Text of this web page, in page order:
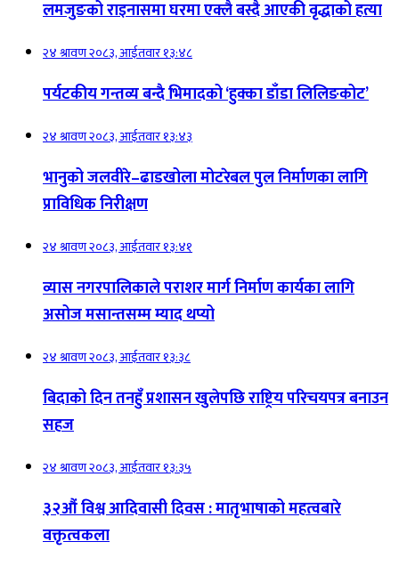
लमजुङको राइनासमा घरमा एक्लै बस्दै आएकी वृद्धाको हत्या
२४ श्रावण २०८३, आईतवार १३:४८
पर्यटकीय गन्तव्य बन्दै भिमादको ‘हुक्का डाँडा लिलिङकोट’
२४ श्रावण २०८३, आईतवार १३:४३
भानुको जलवीरे–ढाडखोला मोटरेबल पुल निर्माणका लागि
प्राविधिक निरीक्षण
२४ श्रावण २०८३, आईतवार १३:४१
व्यास नगरपालिकाले पराशर मार्ग निर्माण कार्यका लागि
असोज मसान्तसम्म म्याद थप्यो
२४ श्रावण २०८३, आईतवार १३:३८
बिदाको दिन तनहुँ प्रशासन खुलेपछि राष्ट्रिय परिचयपत्र बनाउन
सहज
२४ श्रावण २०८३, आईतवार १३:३५
३२औं विश्व आदिवासी दिवस : मातृभाषाको महत्वबारे
वक्तृत्वकला